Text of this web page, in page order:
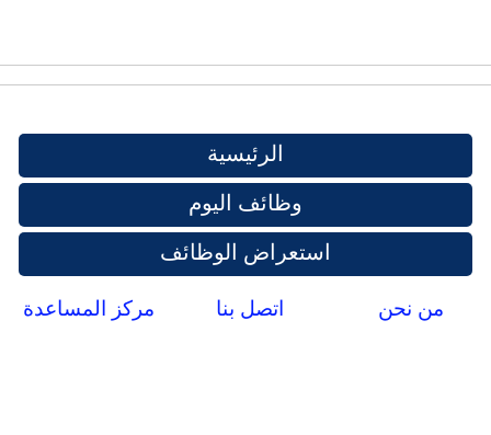
الرئيسية
وظائف اليوم
استعراض الوظائف
من نحن اتصل بنا مركز المساعدة